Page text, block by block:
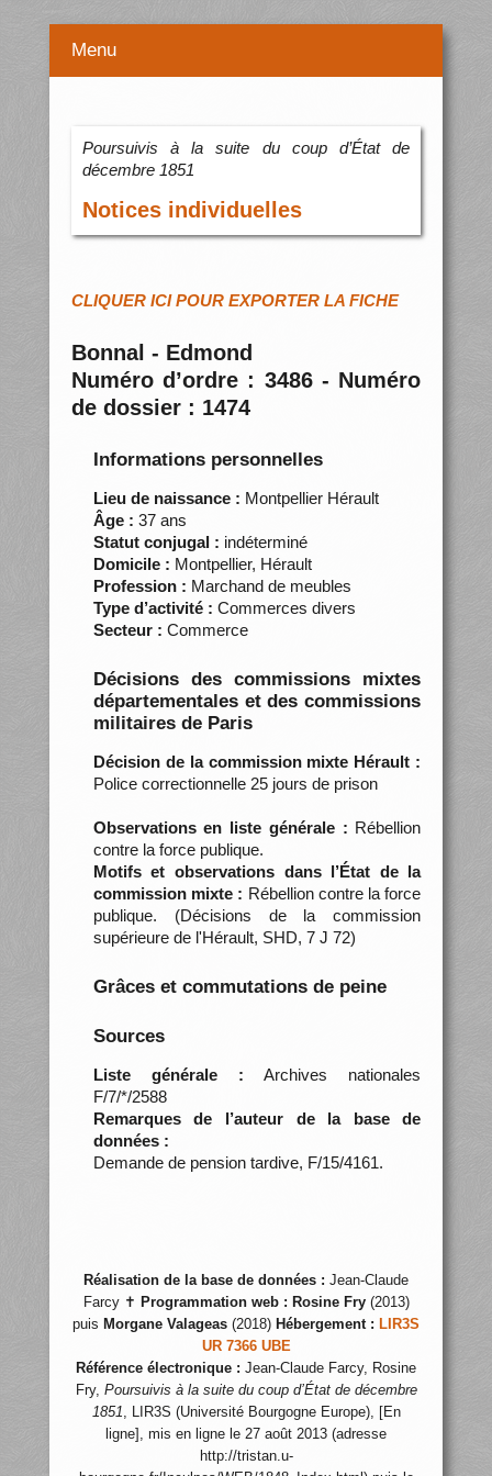
Menu
Poursuivis à la suite du coup d’État de
décembre 1851
Notices individuelles
CLIQUER ICI POUR EXPORTER LA FICHE
Bonnal - Edmond
Numéro d’ordre : 3486 - Numéro
de dossier : 1474
Informations personnelles
Lieu de naissance : Montpellier Hérault
Âge : 37 ans
Statut conjugal : indéterminé
Domicile : Montpellier, Hérault
Profession : Marchand de meubles
Type d’activité : Commerces divers
Secteur : Commerce
Décisions des commissions mixtes
départementales et des commissions
militaires de Paris
Décision de la commission mixte Hérault :
Police correctionnelle 25 jours de prison
Observations en liste générale : Rébellion
contre la force publique.
Motifs et observations dans l’État de la
commission mixte : Rébellion contre la force
publique. (Décisions de la commission
supérieure de l'Hérault, SHD, 7 J 72)
Grâces et commutations de peine
Sources
Liste générale : Archives nationales
F/7/*/2588
Remarques de l’auteur de la base de
données :
Demande de pension tardive, F/15/4161.
Réalisation de la base de données : Jean-Claude
Farcy ✝ Programmation web : Rosine Fry(2013)
puis Morgane Valageas (2018) Hébergement : LIR3S
UR 7366 UBE
Référence électronique : Jean-Claude Farcy, Rosine
Fry, Poursuivis à la suite du coup d’État de décembre
1851, LIR3S (Université Bourgogne Europe), [En
ligne], mis en ligne le 27 août 2013 (adresse
http://tristan.u-